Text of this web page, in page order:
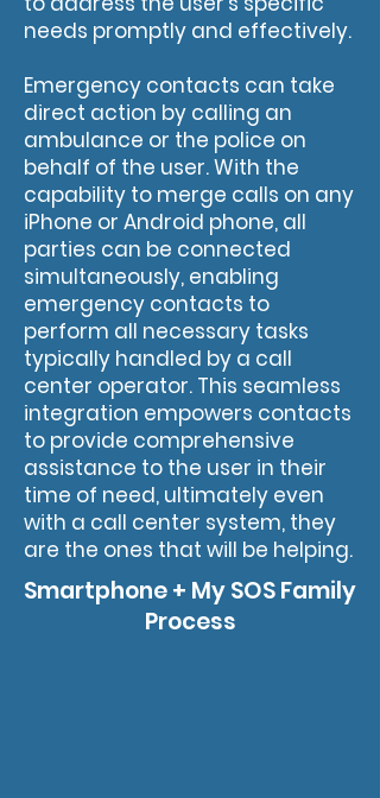
needs promptly and effectively.
Emergency contacts can take
direct action by calling an
ambulance or the police on
behalf of the user. With the
capability to merge calls on any
iPhone or Android phone, all
parties can be connected
simultaneously, enabling
emergency contacts to
perform all necessary tasks
typically handled by a call
center operator. This seamless
integration empowers contacts
to provide comprehensive
assistance to the user in their
time of need, ultimately even
with a call center system, they
are the ones that will be helping.
Smartphone + My SOS Family
Process